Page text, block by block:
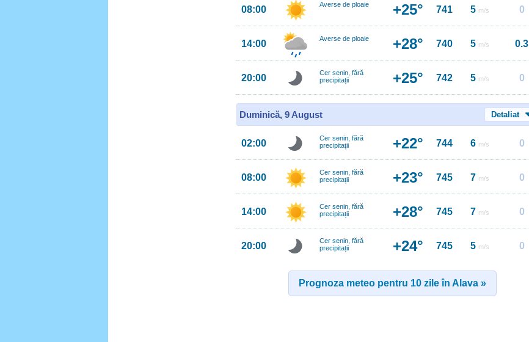
08:00 Averse de ploaie +25° 741 5 m/s 0
14:00 Averse de ploaie +28° 740 5 m/s 0.3
20:00
Cer senin, fără
precipitații
+25° 742 5 m/s 0
Duminică, 9 August Detaliat
02:00
Cer senin, fără
precipitații
+22° 744 6 m/s 0
08:00
Cer senin, fără
precipitații
+23° 745 7 m/s 0
14:00
Cer senin, fără
precipitații
+28° 745 7 m/s 0
20:00
Cer senin, fără
precipitații
+24° 745 5 m/s 0
Prognoza meteo pentru 10 zile în Alava »